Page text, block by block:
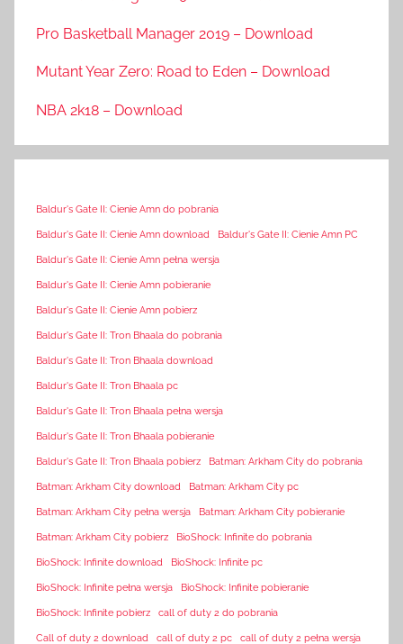
Pro Basketball Manager 2019 – Download
Mutant Year Zero: Road to Eden – Download
NBA 2k18 – Download
Baldur's Gate II: Cienie Amn do pobrania
Baldur's Gate II: Cienie Amn download Baldur's Gate II: Cienie Amn PC
Baldur's Gate II: Cienie Amn pełna wersja
Baldur's Gate II: Cienie Amn pobieranie
Baldur's Gate II: Cienie Amn pobierz
Baldur's Gate II: Tron Bhaala do pobrania
Baldur's Gate II: Tron Bhaala download
Baldur's Gate II: Tron Bhaala pc
Baldur's Gate II: Tron Bhaala pełna wersja
Baldur's Gate II: Tron Bhaala pobieranie
Baldur's Gate II: Tron Bhaala pobierz Batman: Arkham City do pobrania
Batman: Arkham City download Batman: Arkham City pc
Batman: Arkham City pełna wersja Batman: Arkham City pobieranie
Batman: Arkham City pobierz BioShock: Infinite do pobrania
BioShock: Infinite download BioShock: Infinite pc
BioShock: Infinite pełna wersja BioShock: Infinite pobieranie
BioShock: Infinite pobierz call of duty 2 do pobrania
Call of duty 2 download call of duty 2 pc call of duty 2 pełna wersja